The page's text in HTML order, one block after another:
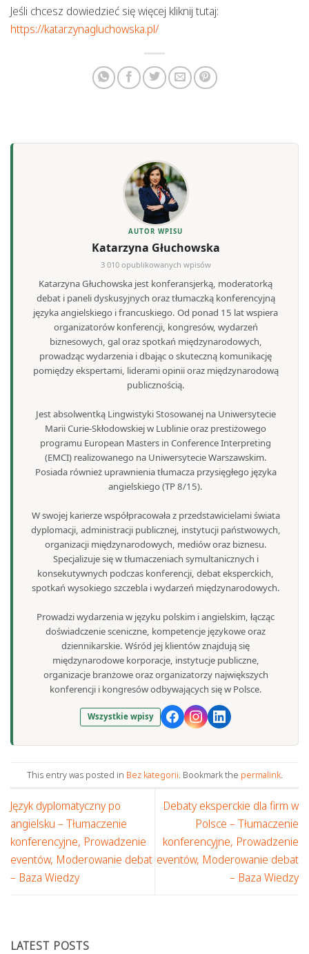
Jeśli chcesz dowiedzieć się więcej kliknij tutaj:
https://katarzynagluchowska.pl/
AUTOR WPISU
Katarzyna Głuchowska
3 010 opublikowanych wpisów
Katarzyna Głuchowska jest konferansjerką, moderatorką
debat i paneli dyskusyjnych oraz tłumaczką konferencyjną
języka angielskiego i francuskiego. Od ponad 15 lat wspiera
organizatorów konferencji, kongresów, wydarzeń
biznesowych, gal oraz spotkań międzynarodowych,
prowadząc wydarzenia i dbając o skuteczną komunikację
pomiędzy ekspertami, liderami opinii oraz międzynarodową
publicznością.
Jest absolwentką Lingwistyki Stosowanej na Uniwersytecie
Marii Curie-Skłodowskiej w Lublinie oraz prestiżowego
programu European Masters in Conference Interpreting
(EMCI) realizowanego na Uniwersytecie Warszawskim.
Posiada również uprawnienia tłumacza przysięgłego języka
angielskiego (TP 8/15).
W swojej karierze współpracowała z przedstawicielami świata
dyplomacji, administracji publicznej, instytucji państwowych,
organizacji międzynarodowych, mediów oraz biznesu.
Specjalizuje się w tłumaczeniach symultanicznych i
konsekutywnych podczas konferencji, debat eksperckich,
spotkań wysokiego szczebla i wydarzeń międzynarodowych.
Prowadzi wydarzenia w języku polskim i angielskim, łącząc
doświadczenie sceniczne, kompetencje językowe oraz
dziennikarskie. Wśród jej klientów znajdują się
międzynarodowe korporacje, instytucje publiczne,
organizacje branżowe oraz organizatorzy największych
konferencji i kongresów odbywających się w Polsce.
Wszystkie wpisy
This entry was posted in Bez kategorii. Bookmark the permalink.
Język dyplomatyczny po
angielsku – Tłumaczenie
konferencyjne, Prowadzenie
eventów, Moderowanie debat
– Baza Wiedzy
Debaty eksperckie dla firm w
Polsce – Tłumaczenie
konferencyjne, Prowadzenie
eventów, Moderowanie debat
– Baza Wiedzy
LATEST POSTS